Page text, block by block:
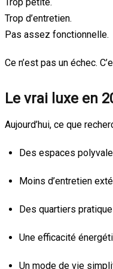
Trop d’entretien.
Pas assez fonctionnelle.
Ce n’est pas un échec.
Le vrai luxe en
Aujourd’hui, ce que
Des espaces
Moins d’entretien
Des quartiers
Une efficacité
Un mode de vie